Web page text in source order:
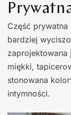
Część
bardziej
miękki,
stonowana
intymności.